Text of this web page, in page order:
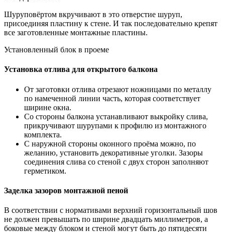
Шуруповёртом вкручивают в это отверстие шуруп,
присоединяя пластину к стене. И так последовательно крепят
все заготовленные монтажные пластины.
Установленный блок в проеме
Установка отлива для открытого балкона
От заготовки отлива отрезают ножницами по металлу
по намеченной линии часть, которая соответствует
ширине окна.
Со стороны балкона устанавливают выкройку слива,
прикручивают шурупами к профилю из монтажного
комплекта.
С наружной стороны оконного проёма можно, по
желанию, установить декоративные уголки. Зазоры
соединения слива со стеной с двух сторон заполняют
герметиком.
Заделка зазоров монтажной пеной
В соответствии с нормативами верхний горизонтальный шов
не должен превышать по ширине двадцать миллиметров, а
боковые между блоком и стеной могут быть до пятидесяти